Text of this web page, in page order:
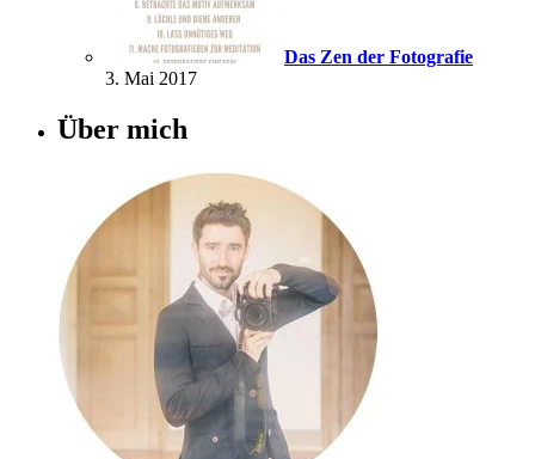
Das Zen der Fotografie
3. Mai 2017
Über mich